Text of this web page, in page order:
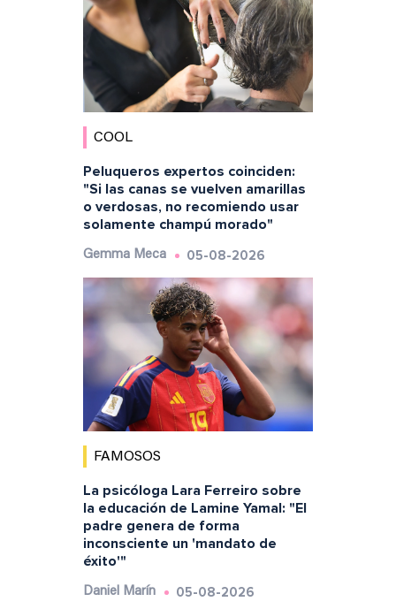
COOL
Peluqueros expertos coinciden:
"Si las canas se vuelven amarillas
o verdosas, no recomiendo usar
solamente champú morado"
Gemma Meca 05-08-2026
FAMOSOS
La psicóloga Lara Ferreiro sobre
la educación de Lamine Yamal: "El
padre genera de forma
inconsciente un 'mandato de
éxito'"
Daniel Marín 05-08-2026